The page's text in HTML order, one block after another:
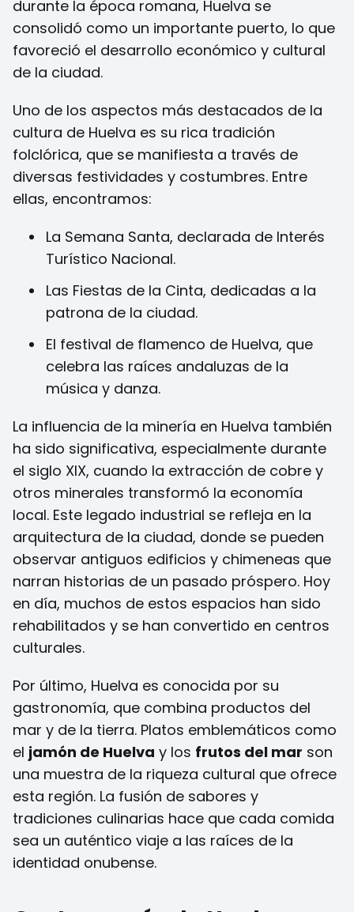
durante la época romana, Huelva se
consolidó como un importante puerto, lo que
favoreció el desarrollo económico y cultural
de la ciudad.
Uno de los aspectos más destacados de la
cultura de Huelva es su rica tradición
folclórica, que se manifiesta a través de
diversas festividades y costumbres. Entre
ellas, encontramos:
La Semana Santa, declarada de Interés
Turístico Nacional.
Las Fiestas de la Cinta, dedicadas a la
patrona de la ciudad.
El festival de flamenco de Huelva, que
celebra las raíces andaluzas de la
música y danza.
La influencia de la minería en Huelva también
ha sido significativa, especialmente durante
el siglo XIX, cuando la extracción de cobre y
otros minerales transformó la economía
local. Este legado industrial se refleja en la
arquitectura de la ciudad, donde se pueden
observar antiguos edificios y chimeneas que
narran historias de un pasado próspero. Hoy
en día, muchos de estos espacios han sido
rehabilitados y se han convertido en centros
culturales.
Por último, Huelva es conocida por su
gastronomía, que combina productos del
mar y de la tierra. Platos emblemáticos como
el jamón de Huelva y los frutos del mar son
una muestra de la riqueza cultural que ofrece
esta región. La fusión de sabores y
tradiciones culinarias hace que cada comida
sea un auténtico viaje a las raíces de la
identidad onubense.